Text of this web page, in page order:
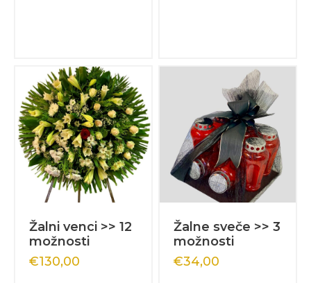
Žalni venci >> 12
možnosti
€130,00
Žalne sveče >> 3
možnosti
€34,00